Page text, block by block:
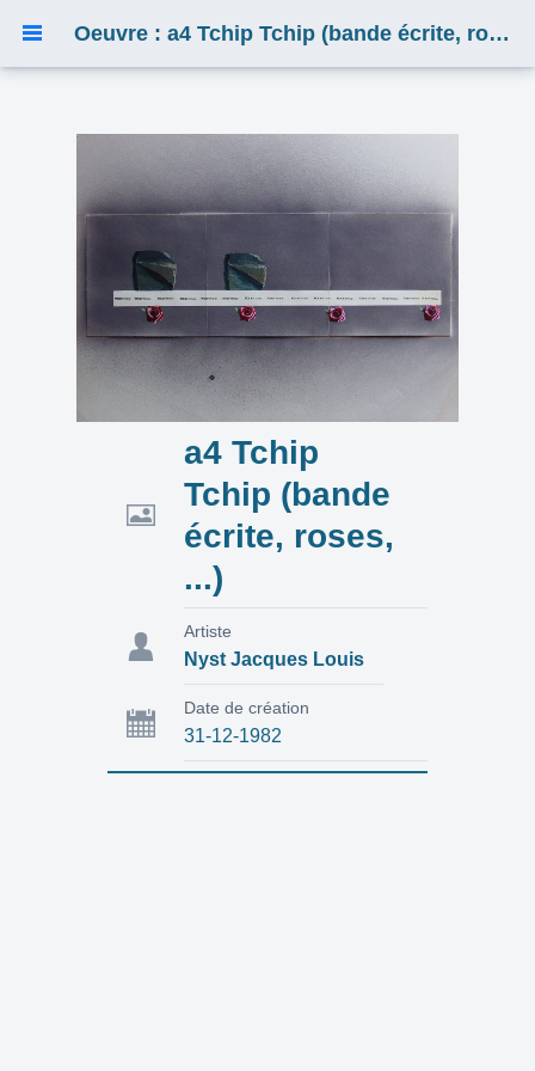
Oeuvre : a4 Tchip Tchip (bande écrite, roses, ...)
a4 Tchip
Tchip (bande
écrite, roses,
...)
Nyst Jacques Louis
Artiste
31-12-1982
Date de création